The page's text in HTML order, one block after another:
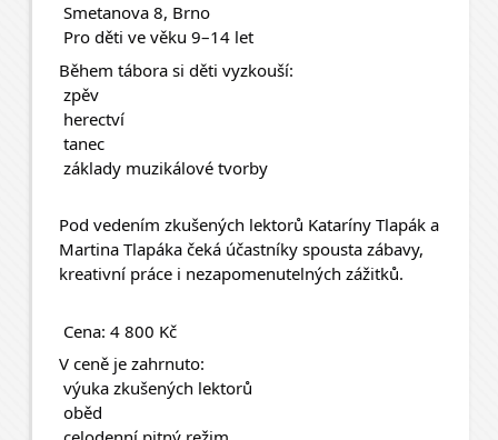
Smetanova 8, Brno
Pro děti ve věku 9–14 let
Během tábora si děti vyzkouší:
zpěv
herectví
tanec
základy muzikálové tvorby
Pod vedením zkušených lektorů Kataríny Tlapák a
Martina Tlapáka čeká účastníky spousta zábavy,
kreativní práce i nezapomenutelných zážitků.
Cena: 4 800 Kč
V ceně je zahrnuto:
výuka zkušených lektorů
oběd